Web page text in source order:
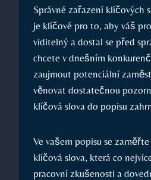
Správné zařazení klíčových
je klíčové⁤ pro⁢ to,⁢ aby váš
viditelný a dostal se⁣ před‍
chcete ‌v dnešním⁢
zaujmout potenciální
věnovat⁢ dostatečnou
klíčová slova do popisu
Ve vašem popisu se
⁣klíčová slova,​ která ⁢co
pracovní zkušenosti a